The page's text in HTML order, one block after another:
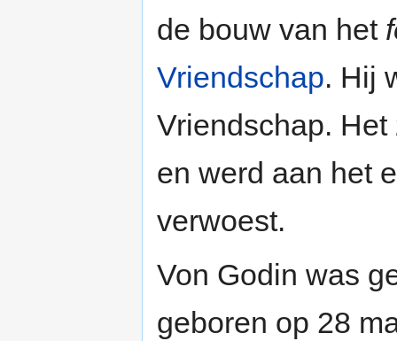
de bouw van het
Vriendschap. Hij
Vriendschap. Het
en werd aan het
verwoest.
Von Godin was
geboren op 28